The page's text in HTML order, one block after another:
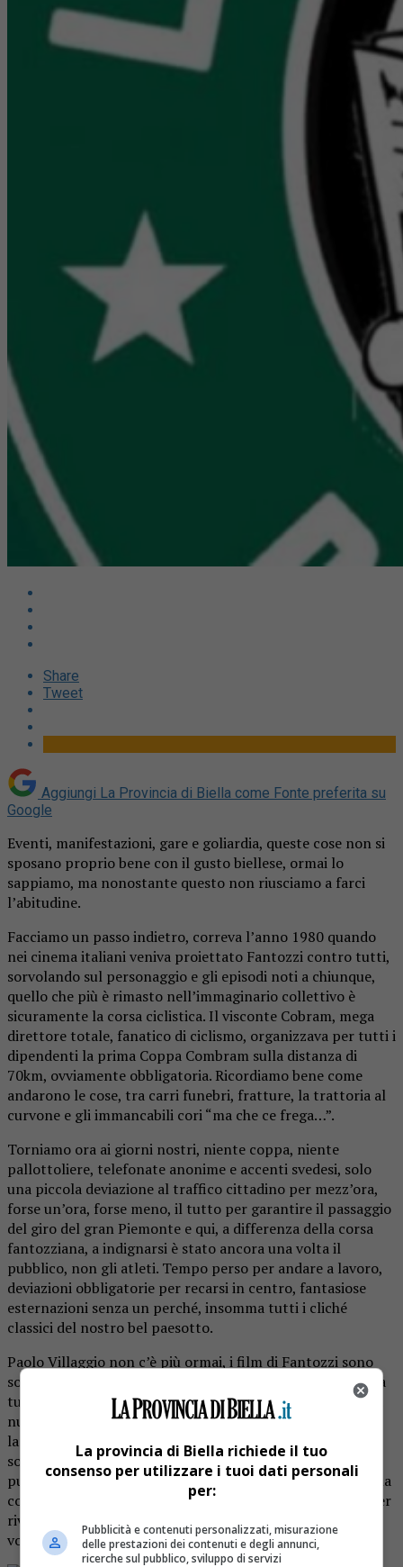
Share
Tweet
Aggiungi La Provincia di Biella come Fonte preferita su
Google
Eventi, manifestazioni, gare e goliardia, queste cose non si
sposano proprio bene con il gusto biellese, ormai lo
sappiamo, ma nonostante questo non riusciamo a farci
l’abitudine.
Facciamo un passo indietro, correva l’anno 1980 quando
nei cinema italiani veniva proiettato Fantozzi contro tutti,
sorvolando sul personaggio e gli episodi noti a chiunque,
quello che più è rimasto nell’immaginario collettivo è
sicuramente la corsa ciclistica. Il visconte Cobram, mega
direttore totale, fanatico di ciclismo, organizzava per tutti i
dipendenti la prima Coppa Combram sulla distanza di
70km, ovviamente obbligatoria. Ricordiamo bene come
andarono le cose, tra carri funebri, fratture, la trattoria al
curvone e gli immancabili cori “ma che ce frega…”.
Torniamo ora ai giorni nostri, niente coppa, niente
pallottoliere, telefonate anonime e accenti svedesi, solo
una piccola deviazione al traffico cittadino per mezz’ora,
forse un’ora, forse meno, il tutto per garantire il passaggio
del giro del gran Piemonte e qui, a differenza della corsa
fantozziana, a indignarsi è stato ancora una volta il
pubblico, non gli atleti. Tempo perso per andare a lavoro,
deviazioni obbligatorie per recarsi in centro, fantasiose
esternazioni senza un perché, insomma tutti i cliché
classici del nostro bel paesotto.
Paolo Villaggio non c’è più ormai, i film di Fantozzi sono
solo un ricordo, ma nonostante ciò, quel senso di disagio a
tutti i costi, quella sfiga perenne sembra aver trovato una
nuova casa, solo che a differenza del film, che in fondo
lanciava anche un messaggio, seppur velato, facendoci
sorridere amaramente, la nostra realtà è ben più triste e
purtroppo fin troppo Vera. Ci aggiorniamo per la prossima
coppa Cobram, rigorosamente in sella, alla bersagliera, per
rivivere la sensazione di averlo preso ancora una volta… a
vostra insaputa.
La provincia di Biella richiede il tuo
consenso per utilizzare i tuoi dati personali
per:
Pubblicità e contenuti personalizzati, misurazione
delle prestazioni dei contenuti e degli annunci,
ricerche sul pubblico, sviluppo di servizi